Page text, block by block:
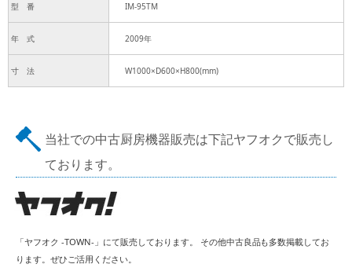
型 番 IM-95TM
年 式 2009年
寸 法 W1000×D600×H800(mm)
当社での中古厨房機器販売は下記ヤフオクで販売し
ております。
「ヤフオク -TOWN-」にて販売しております。 その他中古良品も多数掲載してお
ります。ぜひご活用ください。